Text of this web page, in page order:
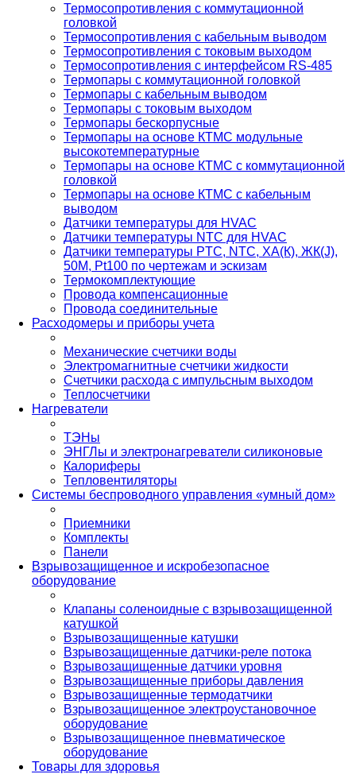
Термосопротивления с коммутационной
головкой
Термосопротивления с кабельным выводом
Термосопротивления с токовым выходом
Термосопротивления с интерфейсом RS-485
Термопары с коммутационной головкой
Термопары с кабельным выводом
Термопары с токовым выходом
Термопары бескорпусные
Термопары на основе КТМС модульные
высокотемпературные
Термопары на основе КТМС с коммутационной
головкой
Термопары на основе КТМС с кабельным
выводом
Датчики температуры для HVAC
Датчики температуры NTC для HVAC
Датчики температуры PTС, NTC, ХА(К), ЖК(J),
50М, Pt100 по чертежам и эскизам
Термокомплектующие
Провода компенсационные
Провода соединительные
Расходомеры и приборы учета
Механические счетчики воды
Электромагнитные счетчики жидкости
Счетчики расхода с импульсным выходом
Теплосчетчики
Нагреватели
ТЭНы
ЭНГЛы и электронагреватели силиконовые
Калориферы
Тепловентиляторы
Системы беспроводного управления «умный дом»
Приемники
Комплекты
Панели
Взрывозащищенное и искробезопасное
оборудование
Клапаны соленоидные с взрывозащищенной
катушкой
Взрывозащищенные катушки
Взрывозащищенные датчики-реле потока
Взрывозащищенные датчики уровня
Взрывозащищенные приборы давления
Взрывозащищенные термодатчики
Взрывозащищенное электроустановочное
оборудование
Взрывозащищенное пневматическое
оборудование
Товары для здоровья